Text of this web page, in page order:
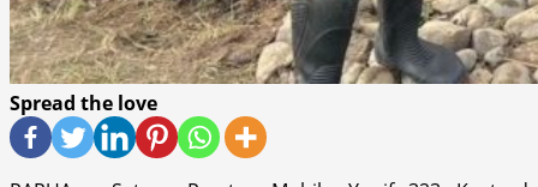
Spread the love